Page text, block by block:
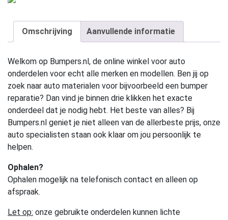
Omschrijving Aanvullende informatie
Welkom op Bumpers.nl, de online winkel voor auto
onderdelen voor echt alle merken en modellen. Ben jij op
zoek naar auto materialen voor bijvoorbeeld een bumper
reparatie? Dan vind je binnen drie klikken het exacte
onderdeel dat je nodig hebt. Het beste van alles? Bij
Bumpers.nl geniet je niet alleen van de allerbeste prijs, onze
auto specialisten staan ook klaar om jou persoonlijk te
helpen.
Ophalen?
Ophalen mogelijk na telefonisch contact en alleen op
afspraak.
Let op: onze gebruikte onderdelen kunnen lichte